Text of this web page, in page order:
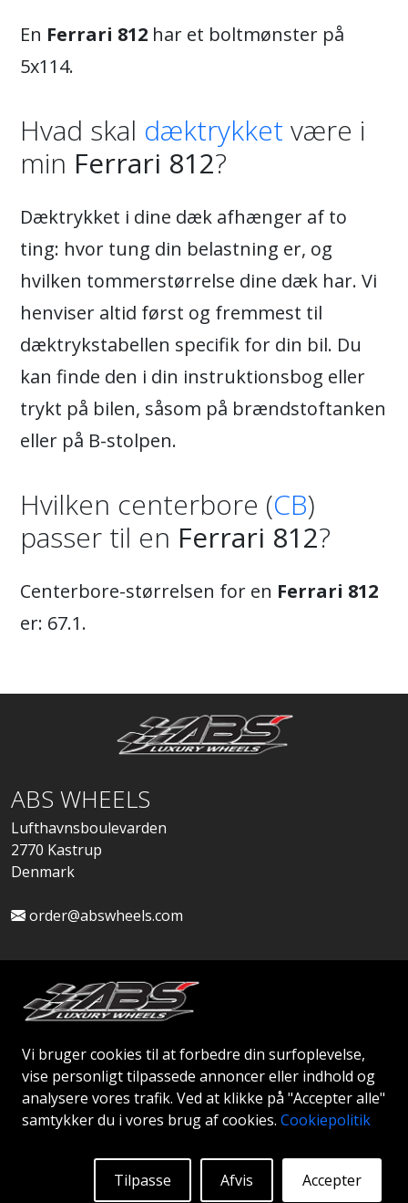
Vi bruger cookies til at forbedre din surfoplevelse,
vise personligt tilpassede annoncer eller indhold og
analysere vores trafik. Ved at klikke på "Accepter alle"
samtykker du i vores brug af cookies. Cookiepolitik
Accepter
Afvis
Tilpasse
En Ferrari 812 har et boltmønster på
5x114.
Hvad skal dæktrykket være i
min Ferrari 812?
Dæktrykket i dine dæk afhænger af to
ting: hvor tung din belastning er, og
hvilken tommerstørrelse dine dæk har. Vi
henviser altid først og fremmest til
dæktrykstabellen specifik for din bil. Du
kan finde den i din instruktionsbog eller
trykt på bilen, såsom på brændstoftanken
eller på B-stolpen.
Hvilken centerbore (CB)
passer til en Ferrari 812?
Centerbore-størrelsen for en Ferrari 812
er: 67.1.
ABS WHEELS
Lufthavnsboulevarden
2770 Kastrup
Denmark
order@abswheels.com
Ansøg om Firmakonto